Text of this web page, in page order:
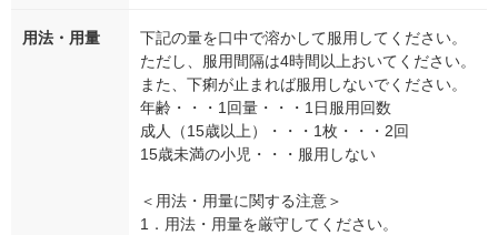
用法・用量
下記の量を口中で溶かして服用してください。
ただし、服用間隔は4時間以上おいてください。
また、下痢が止まれば服用しないでください。
年齢・・・1回量・・・1日服用回数
成人（15歳以上）・・・1枚・・・2回
15歳未満の小児・・・服用しない
＜用法・用量に関する注意＞
1．用法・用量を厳守してください。